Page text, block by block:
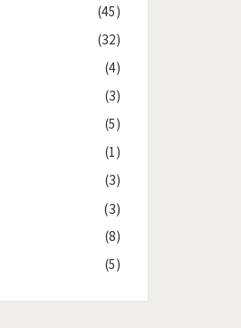
(45)
(32)
(4)
(3)
(5)
(1)
(3)
(3)
(8)
(5)